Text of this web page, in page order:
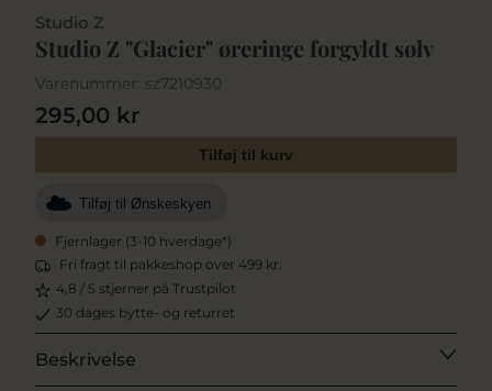
Studio Z
Studio Z "Glacier" øreringe forgyldt sølv
Varenummer: sz7210930
295,00 kr
Tilføj til kurv
Tilføj til Ønskeskyen
Fjernlager (3-10 hverdage*)
Fri fragt til pakkeshop over 499 kr.
4,8 / 5 stjerner på Trustpilot
30 dages bytte- og returret
Beskrivelse